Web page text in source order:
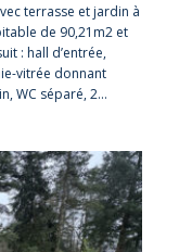
terrasse et jardin à
de 90,21m2 et
: hall d’entrée,
vitrée donnant
WC séparé, 2…